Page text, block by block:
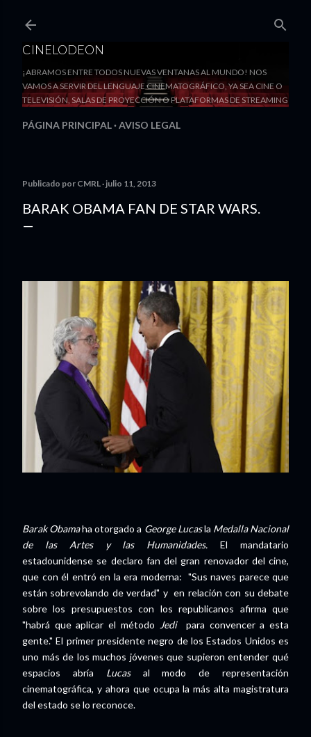
CINELODEON
¡ABRAMOS ENTRE TODOS NUEVAS VENTANAS AL MUNDO! NOS
VAMOS A SERVIR DEL LENGUAJE CINEMATOGRÁFICO, YA SEA CINE O
TELEVISIÓN, SALAS DE PROYECCIÓN O PLATAFORMAS DE STREAMING
PÁGINA PRINCIPAL AVISO LEGAL
Publicado por CMRL julio 11, 2013
BARAK OBAMA FAN DE STAR WARS.
Barak Obamaha otorgado a George Lucasla Medalla Nacional
de las Artes y las Humanidades. El mandatario
estadounidense se declaro fan del gran renovador del cine,
que con él entró en la era moderna: "Sus naves parece que
están sobrevolando de verdad" y en relación con su debate
sobre los presupuestos con los republicanos afirma que
"habrá que aplicar el método Jedipara convencer a esta
gente." El primer presidente negro de los Estados Unidos es
uno más de los muchos jóvenes que supieron entender qué
espacios abría Lucasal modo de representación
cinematográfica, y ahora que ocupa la más alta magistratura
del estado se lo reconoce.